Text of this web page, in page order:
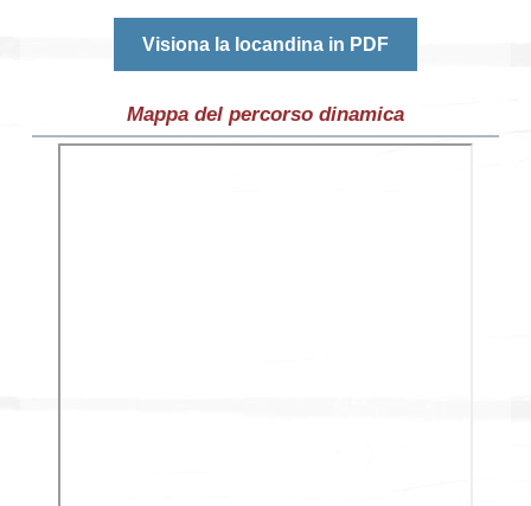
Visiona la locandina in PDF
Mappa del percorso dinamica